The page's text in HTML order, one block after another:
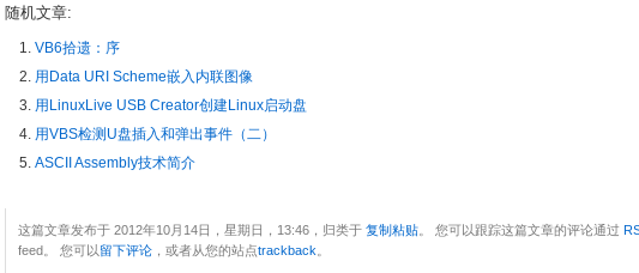
随机文章:
VB6拾遗：序
用Data URI Scheme嵌入内联图像
用LinuxLive USB Creator创建Linux启动盘
用VBS检测U盘插入和弹出事件（二）
ASCII Assembly技术简介
这篇文章发布于 2012年10月14日，星期日，13:46，归类于 复制粘贴 。 您可以跟踪这篇文章的评论通过
feed。 您可以 留下评论 ，或者从您的站点trackback